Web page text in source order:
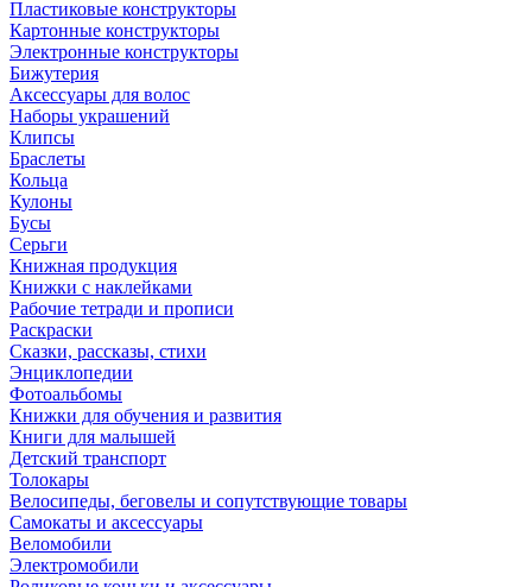
Пластиковые конструкторы
Картонные конструкторы
Электронные конструкторы
Бижутерия
Аксессуары для волос
Наборы украшений
Клипсы
Браслеты
Кольца
Кулоны
Бусы
Серьги
Книжная продукция
Книжки с наклейками
Рабочие тетради и прописи
Раскраски
Сказки, рассказы, стихи
Энциклопедии
Фотоальбомы
Книжки для обучения и развития
Книги для малышей
Детский транспорт
Толокары
Велосипеды, беговелы и сопутствующие товары
Самокаты и аксессуары
Веломобили
Электромобили